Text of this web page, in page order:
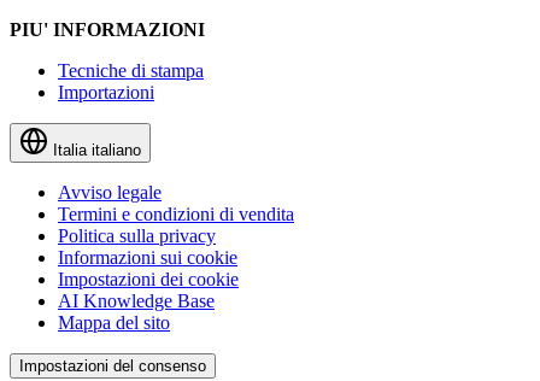
PIU' INFORMAZIONI
Tecniche di stampa
Importazioni
Italia italiano
Avviso legale
Termini e condizioni di vendita
Politica sulla privacy
Informazioni sui cookie
Impostazioni dei cookie
AI Knowledge Base
Mappa del sito
Impostazioni del consenso